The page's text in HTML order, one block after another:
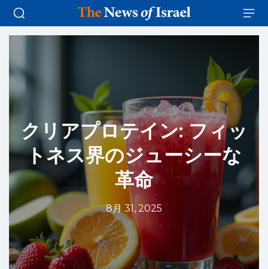
クリアプロテイン: フィッ
トネス界のジューシーな
革命
8月 31, 2025